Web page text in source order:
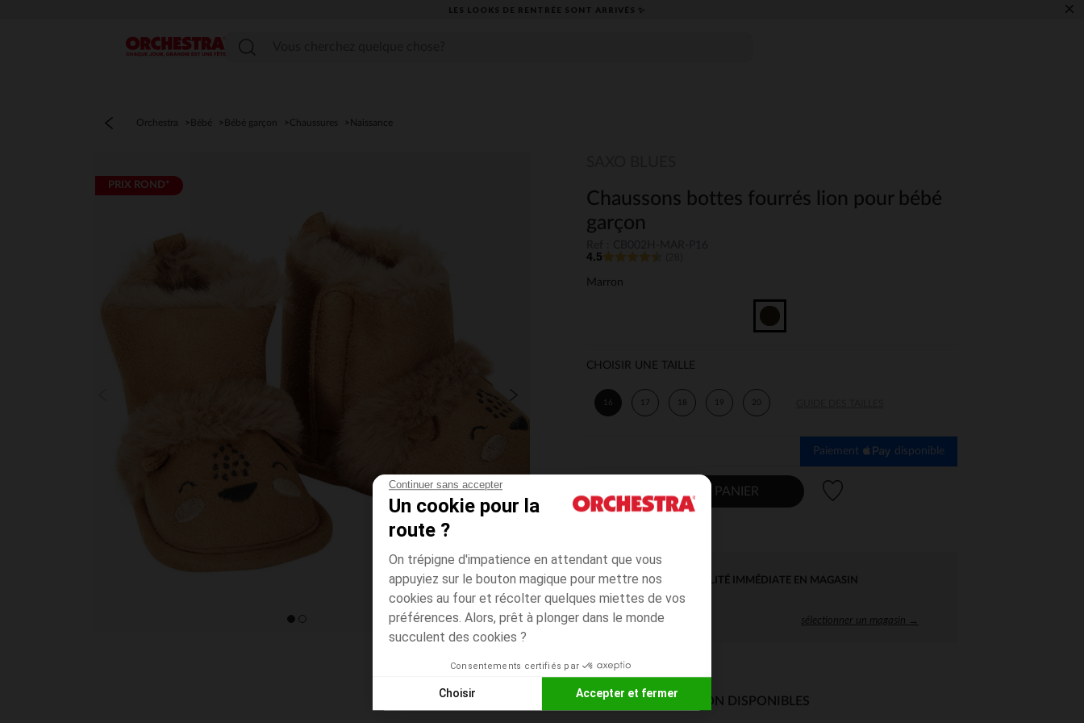
Continuer sans accepter
Un cookie pour la
route ?
On trépigne d'impatience en attendant que vous
appuyiez sur le bouton magique pour mettre nos
cookies au four et récolter quelques miettes de vos
préférences. Alors, prêt à plonger dans le monde
succulent des cookies ?
Consentements certifiés par
Choisir Accepter et fermer
LES LOOKS DE RENTRÉE SONT ARRIVÉS ✨ ×
Menu
Orchestra Bébé Bébé garçon Chaussures Naissance
PRIX ROND*
Chaussons bottes fourrés lion pour bébé
garçon
4.5
Marron
CHOISIR UNE TAILLE
16 17 18 19 20
Paiement disponible
AJOUTER AU PANIER
DISPONIBILITÉ IMMÉDIATE EN MAGASIN
sélectionner un magasin →
MODES DE LIVRAISON DISPONIBLES